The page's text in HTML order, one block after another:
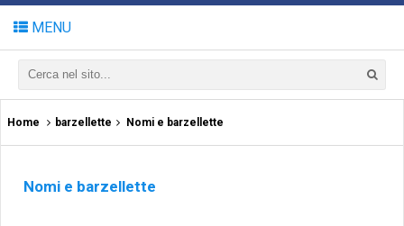
MENU
Home barzellette Nomi e barzellette
Nomi e barzellette